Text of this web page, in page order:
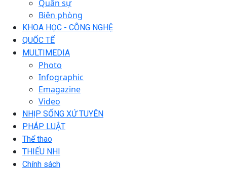
Quân sự
Biên phòng
KHOA HỌC - CÔNG NGHỆ
QUỐC TẾ
MULTIMEDIA
Photo
Infographic
Emagazine
Video
NHỊP SỐNG XỨ TUYÊN
PHÁP LUẬT
Thể thao
THIẾU NHI
Chính sách